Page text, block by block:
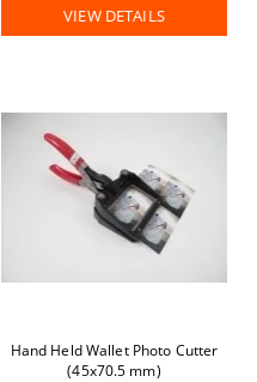
VIEW DETAILS
Hand Held Wallet Photo Cutter
(45x70.5 mm)